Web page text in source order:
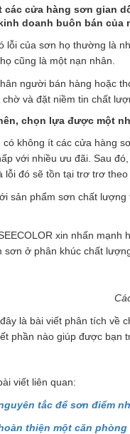
các cửa hàng sơn gian
doanh buôn bán của
lỗi của sơn họ thường là
cũng là một nạn nhân.
người bán hàng hoặc
chờ và đặt niềm tin chất
chọn lựa được một
có không ít các cửa hàng
với nhiều ưu đãi. Sau
lỗi đó sẽ tồn tại trơ trơ
sản phẩm sơn chất lượng
xin nhấn mạnh
sơn ở phân khúc chất
là bài viết phân tích về
phần nào giúp được bạn
viết liên quan:
tắc để sơn điểm
thiện một căn